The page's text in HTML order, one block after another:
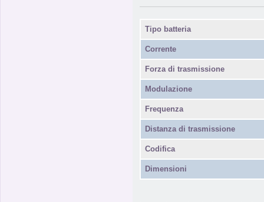
Tipo batteria
Corrente
Forza di trasmissione
Modulazione
Frequenza
Distanza di trasmissione
Codifica
Dimensioni